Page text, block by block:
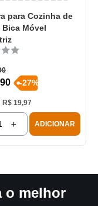
para Cozinha de
Bica Móvel
90 -27%
R$ 19,97
＋ ADICIONAR
o melhor